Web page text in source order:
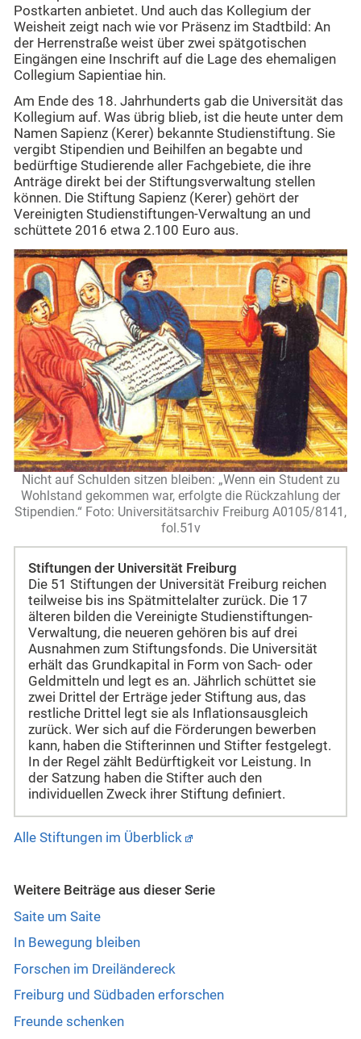
Postkarten anbietet. Und auch das Kollegium der
Weisheit zeigt nach wie vor Präsenz im Stadtbild: An
der Herrenstraße weist über zwei spätgotischen
Eingängen eine Inschrift auf die Lage des ehemaligen
Collegium Sapientiae hin.
Am Ende des 18. Jahrhunderts gab die Universität das
Kollegium auf. Was übrig blieb, ist die heute unter dem
Namen Sapienz (Kerer) bekannte Studienstiftung. Sie
vergibt Stipendien und Beihilfen an begabte und
bedürftige Studierende aller Fachgebiete, die ihre
Anträge direkt bei der Stiftungsverwaltung stellen
können. Die Stiftung Sapienz (Kerer) gehört der
Vereinigten Studienstiftungen-Verwaltung an und
schüttete 2016 etwa 2.100 Euro aus.
Nicht auf Schulden sitzen bleiben: „Wenn ein Student zu
Wohlstand gekommen war, erfolgte die Rückzahlung der
Stipendien.“ Foto: Universitätsarchiv Freiburg A0105/8141,
fol.51v
Stiftungen der Universität Freiburg
Die 51 Stiftungen der Universität Freiburg reichen
teilweise bis ins Spätmittelalter zurück. Die 17
älteren bilden die Vereinigte Studienstiftungen-
Verwaltung, die neueren gehören bis auf drei
Ausnahmen zum Stiftungsfonds. Die Universität
erhält das Grundkapital in Form von Sach- oder
Geldmitteln und legt es an. Jährlich schüttet sie
zwei Drittel der Erträge jeder Stiftung aus, das
restliche Drittel legt sie als Inflationsausgleich
zurück. Wer sich auf die Förderungen bewerben
kann, haben die Stifterinnen und Stifter festgelegt.
In der Regel zählt Bedürftigkeit vor Leistung. In
der Satzung haben die Stifter auch den
individuellen Zweck ihrer Stiftung definiert.
Alle Stiftungen im Überblick
Weitere Beiträge aus dieser Serie
Saite um Saite
In Bewegung bleiben
Forschen im Dreiländereck
Freiburg und Südbaden erforschen
Freunde schenken